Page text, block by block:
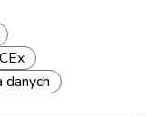
danych